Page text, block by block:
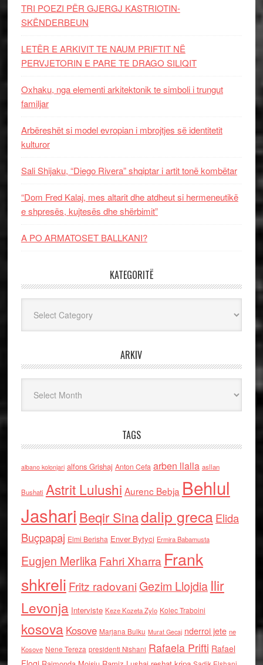
TRI POEZI PËR GJERGJ KASTRIOTIN-
SKËNDERBEUN
LETËR E ARKIVIT TE NAUM PRIFTIT NË
PERVJETORIN E PARE TE DRAGO SILIQIT
Oxhaku, nga elementi arkitektonik te simboli i trungut
familjar
Arbëreshët si model evropian i mbrojtjes së identitetit
kulturor
Sali Shijaku, “Diego Rivera” shqiptar i artit tonë kombëtar
“Dom Fred Kalaj, mes altarit dhe atdheut si hermeneutikë
e shpresës, kujtesës dhe shërbimit”
A PO ARMATOSET BALLKANI?
KATEGORITË
ARKIV
TAGS
albano kolonjari alfons Grishaj Anton Cefa arben llalla asllan
Bushati Astrit Lulushi Aurenc Bebja Behlul
Jashari Beqir Sinadalip grecaElida
Buçpapaj Elmi Berisha Enver Bytyci Ermira Babamusta
Eugjen MerlikaFahri Xharra Frank
shkreli Fritz radovaniGezim Llojdia Ilir
Levonja Interviste Keze Kozeta Zylo Kolec Traboini
kosova Kosove Marjana Bulku Murat Gecaj nderroi jete ne
Kosove Nene Tereza presidenti Nishani Rafaela Prifti Rafael